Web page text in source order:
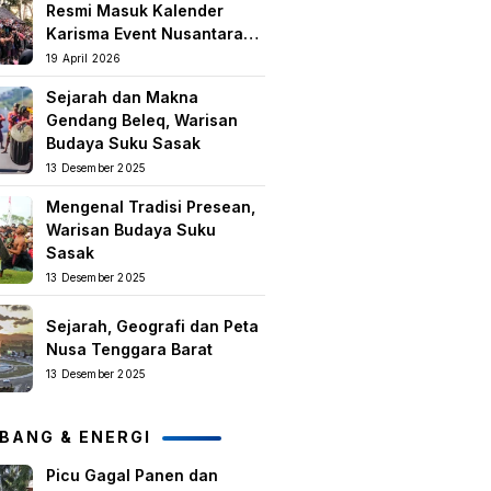
Resmi Masuk Kalender
Karisma Event Nusantara
(KEN) 2026
19 April 2026
Sejarah dan Makna
Gendang Beleq, Warisan
Budaya Suku Sasak
13 Desember 2025
Mengenal Tradisi Presean,
Warisan Budaya Suku
Sasak
13 Desember 2025
Sejarah, Geografi dan Peta
Nusa Tenggara Barat
13 Desember 2025
& ENERGI
Picu Gagal Panen dan